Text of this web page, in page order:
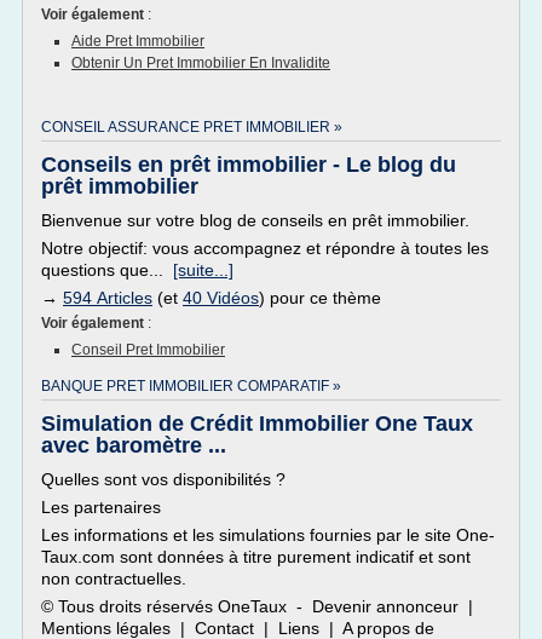
Voir également :
Aide Pret Immobilier
Obtenir Un Pret Immobilier En Invalidite
CONSEIL ASSURANCE PRET IMMOBILIER »
Conseils en prêt immobilier - Le blog du
prêt immobilier
Bienvenue sur votre blog de conseils en prêt immobilier.
Notre objectif: vous accompagnez et répondre à toutes les
questions que... [suite...]
→ 594 Articles (et 40 Vidéos) pour ce thème
Voir également :
Conseil Pret Immobilier
BANQUE PRET IMMOBILIER COMPARATIF »
Simulation de Crédit Immobilier One Taux
avec baromètre ...
Quelles sont vos disponibilités ?
Les partenaires
Les informations et les simulations fournies par le site One-
Taux.com sont données à titre purement indicatif et sont
non contractuelles.
© Tous droits réservés OneTaux - Devenir annonceur |
Mentions légales | Contact | Liens | A propos de